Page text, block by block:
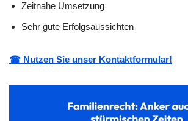
Zeitnahe Umsetzung
Sehr gute Erfolgsaussichten
☎ Nutzen Sie unser Kontaktformular!